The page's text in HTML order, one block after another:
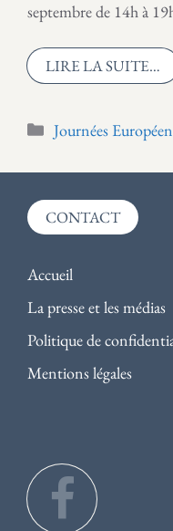
septembre de 14h à
LIRE LA SUITE…
Catégories
Journées
CONTACT
Accueil
La presse et les médias
Politique de
Mentions légales